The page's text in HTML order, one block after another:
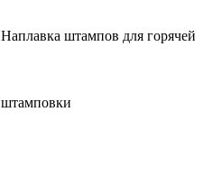
Наплавка штампов для горячей
штамповки